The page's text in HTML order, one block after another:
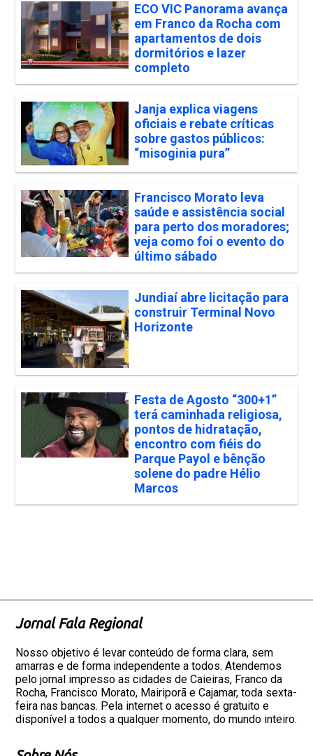
ECO VIC Panorama avança
em Franco da Rocha com
apartamentos de dois
dormitórios e lazer
completo
Janja explica viagens
oficiais e rebate críticas
sobre gastos públicos:
“misoginia pura”
Francisco Morato leva
saúde e assistência social
para perto dos moradores;
veja como foi o evento do
último sábado
Jundiaí abre licitação para
construir Terminal Novo
Horizonte
Festa de Agosto “300+1”
terá caminhada religiosa,
pontos de hidratação,
encontro com fiéis do
Parque Payol e bênção
solene do padre Hélio
Marcos
Jornal Fala Regional
Nosso objetivo é levar conteúdo de forma clara, sem
amarras e de forma independente a todos. Atendemos
pelo jornal impresso as cidades de Caieiras, Franco da
Rocha, Francisco Morato, Mairiporã e Cajamar, toda sexta-
feira nas bancas. Pela internet o acesso é gratuito e
disponível a todos a qualquer momento, do mundo inteiro.